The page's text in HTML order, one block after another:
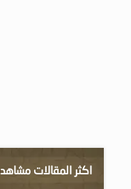
اكثر المقالات